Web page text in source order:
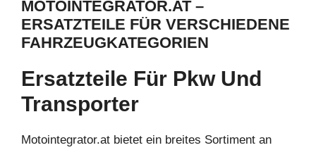
MOTOINTEGRATOR.AT –
ERSATZTEILE FÜR VERSCHIEDENE
FAHRZEUGKATEGORIEN
Ersatzteile Für Pkw Und
Transporter
Motointegrator.at bietet ein breites Sortiment an